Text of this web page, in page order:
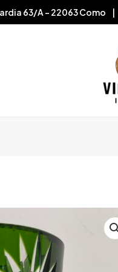
63/A – 22063 Como